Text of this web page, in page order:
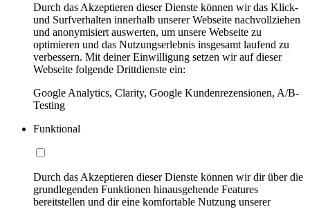
Durch das Akzeptieren dieser Dienste können wir das Klick-
und Surfverhalten innerhalb unserer Webseite nachvollziehen
und anonymisiert auswerten, um unsere Webseite zu
optimieren und das Nutzungserlebnis insgesamt laufend zu
verbessern. Mit deiner Einwilligung setzen wir auf dieser
Webseite folgende Drittdienste ein:
Google Analytics, Clarity, Google Kundenrezensionen, A/B-
Testing
Funktional
Durch das Akzeptieren dieser Dienste können wir dir über die
grundlegenden Funktionen hinausgehende Features
bereitstellen und dir eine komfortable Nutzung unserer